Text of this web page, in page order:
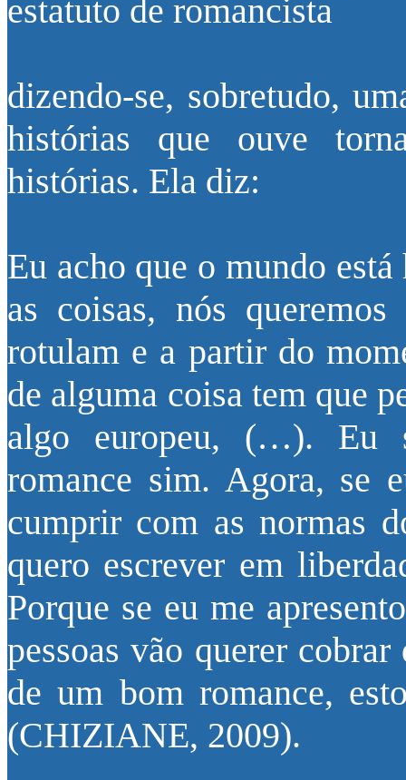
estatuto de romancista
dizendo-se, sobretudo,
histórias que ouve
histórias. Ela diz:
Eu acho que o mundo
as coisas, nós
rotulam e a partir do
de alguma coisa tem que
algo europeu, (…). Eu
romance sim. Agora, se
cumprir com as normas
quero escrever em
Porque se eu me
pessoas vão querer
de um bom romance,
(CHIZIANE, 2009).